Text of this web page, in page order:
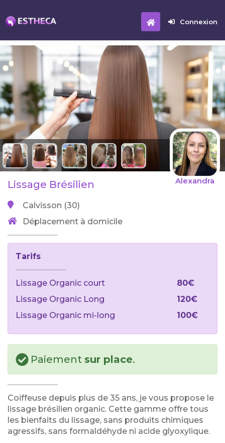
Connexion
Alexandra
Lissage Brésilien
Calvisson (30)
Déplacement à domicile
Tarifs
Lissage Organic court
80€
Lissage Organic Long
120€
Lissage Organic mi-long
100€
Paiement sur place.
Coiffeuse depuis plus de 35 ans, je vous propose le
lissage brésilien organic. Cette gamme offre tous
les bienfaits du lissage, sans produits chimiques
agressifs, sans formaldéhyde ni acide glyoxylique.